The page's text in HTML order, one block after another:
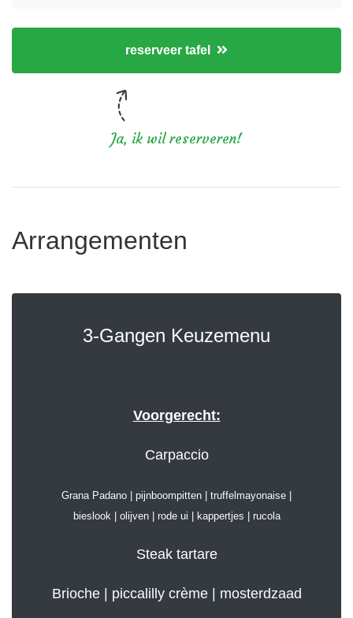
reserveer tafel
Ja, ik wil reserveren!
Arrangementen
3-Gangen Keuzemenu
Voorgerecht:
Carpaccio
Grana Padano | pijnboompitten | truffelmayonaise |
bieslook | olijven | rode ui | kappertjes | rucola
Steak tartare
Brioche | piccalilly crème | mosterdzaad